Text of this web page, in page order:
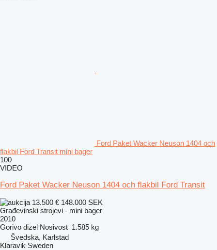
Ford Paket Wacker Neuson 1404 och
flakbil Ford Transit mini bager
100
VIDEO
Ford Paket Wacker Neuson 1404 och flakbil Ford Transit
13.500 € 148.000 SEK
Građevinski strojevi - mini bager
2010
Gorivo dizel Nosivost 1.585 kg
Švedska, Karlstad
Klaravik Sweden